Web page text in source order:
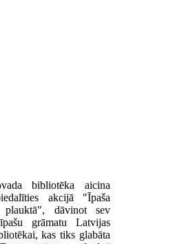
bibliotēka aicina
akcijā "Īpaša
plauktā", dāvinot sev
grāmatu Latvijas
kas tiks glabāta